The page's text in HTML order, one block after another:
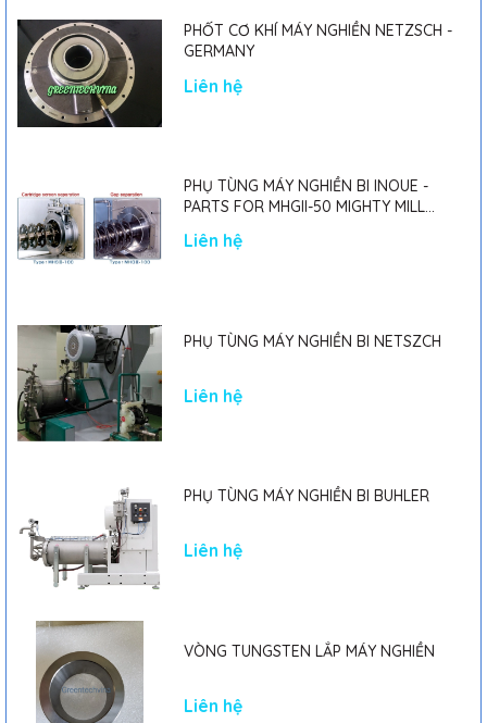
PHỐT CƠ KHÍ MÁY NGHIỀN NETZSCH -
GERMANY
Liên hệ
PHỤ TÙNG MÁY NGHIỀN BI INOUE -
PARTS FOR MHGII-50 MIGHTY MILL
Liên hệ
PHỤ TÙNG MÁY NGHIỀN BI NETSZCH
Liên hệ
PHỤ TÙNG MÁY NGHIỀN BI BUHLER
Liên hệ
VÒNG TUNGSTEN LẮP MÁY NGHIỀN
Liên hệ